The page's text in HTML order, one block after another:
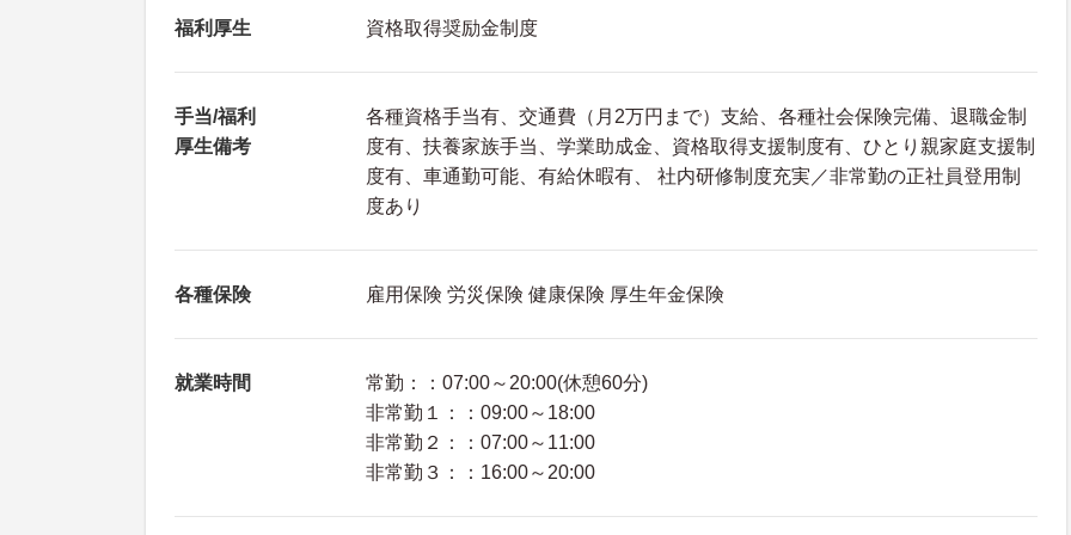
福利厚生 資格取得奨励金制度
手当/福利
厚生備考
各種資格手当有、交通費（月2万円まで）支給、各種社会保険完備、退職金制
度有、扶養家族手当、学業助成金、資格取得支援制度有、ひとり親家庭支援制
度有、車通勤可能、有給休暇有、 社内研修制度充実／非常勤の正社員登用制
度あり
各種保険 雇用保険 労災保険 健康保険 厚生年金保険
就業時間
常勤：：07:00～20:00(休憩60分)
非常勤１：：09:00～18:00
非常勤２：：07:00～11:00
非常勤３：：16:00～20:00